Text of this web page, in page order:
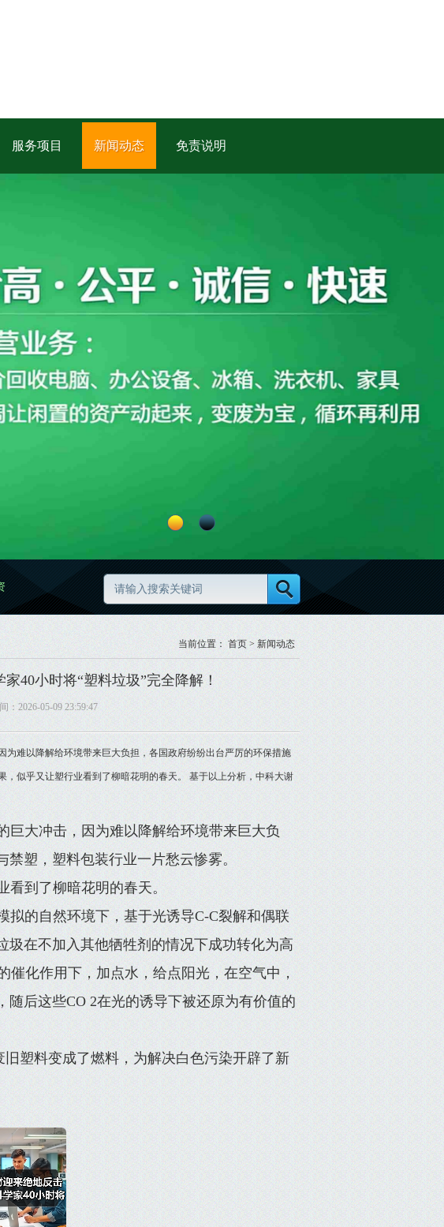
服务项目 新闻动态 免责说明
规范 废旧物资清理怎么做更高效更规范 废旧物资分类怎么做更规范
当前位置： 首页 > 新闻动态
40小时将“塑料垃圾”完全降解！
2026-05-09 23:59:47
为难以降解给环境带来巨大负担，各国政府纷纷出台严厉的环保措施
似乎又让塑行业看到了柳暗花明的春天。 基于以上分析，中科大谢
巨大冲击，因为难以降解给环境带来巨大负
塑，塑料包装行业一片愁云惨雾。
到了柳暗花明的春天。
拟的自然环境下，基于光诱导C-C裂解和偶联
在不加入其他牺牲剂的情况下成功转化为高
催化作用下，加点水，给点阳光，在空气中，
随后这些CO 2在光的诱导下被还原为有价值的
塑料变成了燃料，为解决白色污染开辟了新